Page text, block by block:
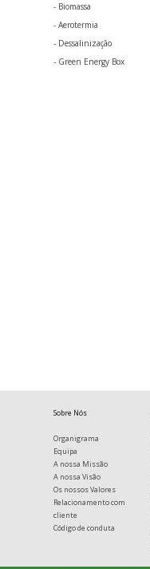
- Biomassa
- Aerotermia
- Dessalinização
- Green Energy Box
Sobre Nós
Organigrama
Equipa
A nossa Missão
A nossa Visão
Os nossos Valores
Relacionamento com
cliente
Código de conduta